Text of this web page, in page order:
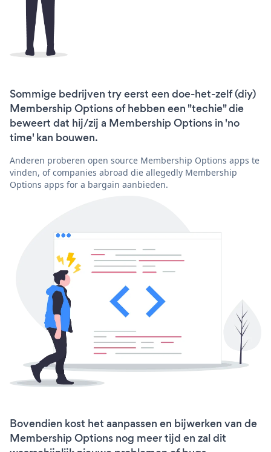
Sommige bedrijven try eerst een doe-het-zelf (diy)
Membership Options of hebben een "techie" die
beweert dat hij/zij a Membership Options in 'no
time' kan bouwen.
Anderen proberen open source Membership Options apps te
vinden, of companies abroad die allegedly Membership
Options apps for a bargain aanbieden.
Bovendien kost het aanpassen en bijwerken van de
Membership Options nog meer tijd en zal dit